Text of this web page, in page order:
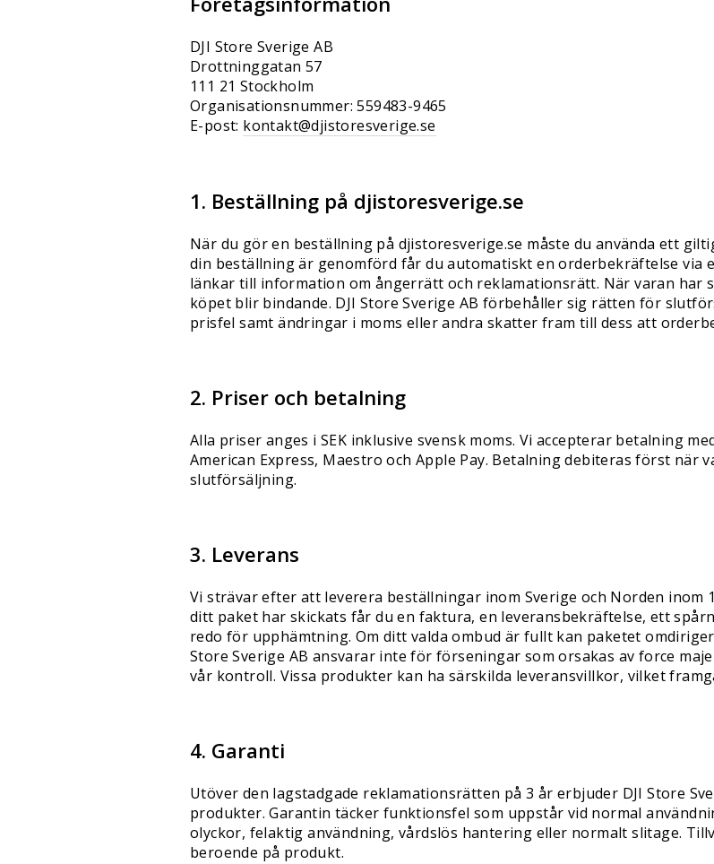
DJI Store Sverige AB
Drottninggatan 57
111 21 Stockholm
Organisationsnummer: 559483-9465
E-post: kontakt@djistoresverige.se
1. Beställning på djistoresverige.se
När du gör en beställning på djistoresverige.se måste du använda ett
din beställning är genomförd får du automatiskt en orderbekräftelse via
länkar till information om ångerrätt och reklamationsrätt. När varan har
köpet blir bindande. DJI Store Sverige AB förbehåller sig rätten för
prisfel samt ändringar i moms eller andra skatter fram till dess att
2. Priser och betalning
Alla priser anges i SEK inklusive svensk moms. Vi accepterar betalning
American Express, Maestro och Apple Pay. Betalning debiteras först när
slutförsäljning.
3. Leverans
Vi strävar efter att leverera beställningar inom Sverige och Norden inom
ditt paket har skickats får du en faktura, en leveransbekräftelse, ett
redo för upphämtning. Om ditt valda ombud är fullt kan paketet
Store Sverige AB ansvarar inte för förseningar som orsakas av force
vår kontroll. Vissa produkter kan ha särskilda leveransvillkor, vilket
4. Garanti
Utöver den lagstadgade reklamationsrätten på 3 år erbjuder DJI Store
produkter. Garantin täcker funktionsfel som uppstår vid normal
olyckor, felaktig användning, vårdslös hantering eller normalt slitage.
beroende på produkt.